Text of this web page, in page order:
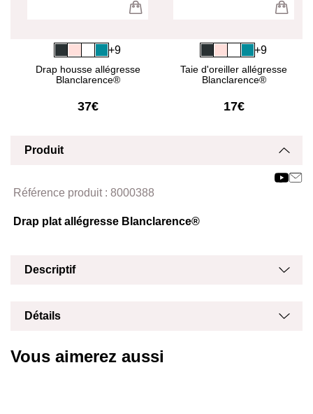
Drap housse allégresse
Blanclarence®
37€
+9
Taie d'oreiller allégresse
Blanclarence®
17€
+9
Produit
Référence produit : 8000388
Drap plat allégresse Blanclarence®
Descriptif
Détails
Vous aimerez aussi